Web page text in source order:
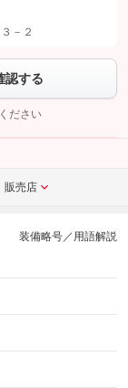
許可する」ボタンを押
－２
認する
ださい
販売店
装備略号／用語解説